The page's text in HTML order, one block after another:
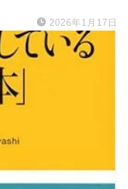
2026年1月17日